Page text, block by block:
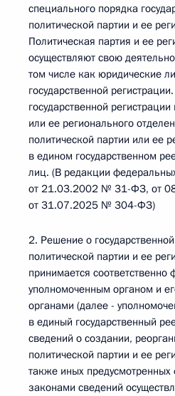
специального порядка
политической партии и ее
Политическая партия и ее
осуществляют свою
том числе как юридические
государственной
государственной
или ее регионального
политической партии или ее
в едином государственном
лиц. (В редакции
от 21.03.2002 № 31-ФЗ, от
от 31.07.2025 № 304-ФЗ)
2. Решение о
политической партии и ее
принимается
уполномоченным органом и
органами (далее -
в единый государственный
сведений о создании,
политической партии и ее
также иных
законами сведений